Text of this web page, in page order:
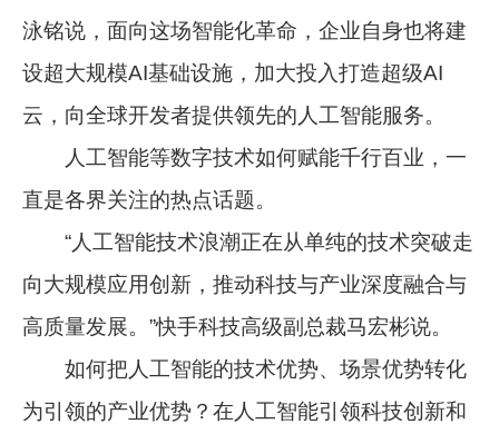
泳铭说，面向这场智能化革命，企业自身也将建
设超大规模AI基础设施，加大投入打造超级AI
云，向全球开发者提供领先的人工智能服务。
人工智能等数字技术如何赋能千行百业，一
直是各界关注的热点话题。
“人工智能技术浪潮正在从单纯的技术突破走
向大规模应用创新，推动科技与产业深度融合与
高质量发展。”快手科技高级副总裁马宏彬说。
如何把人工智能的技术优势、场景优势转化
为引领的产业优势？在人工智能引领科技创新和